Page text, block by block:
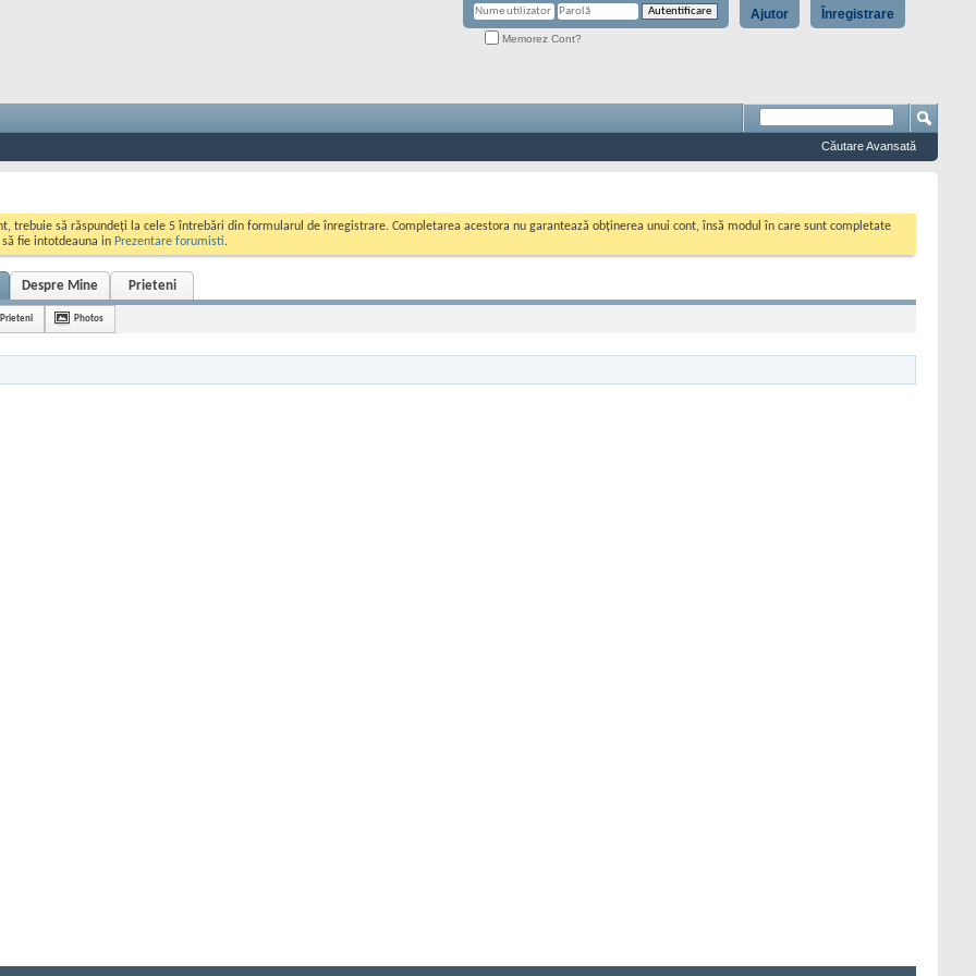
Înregistrare
Ajutor
Memorez Cont?
Căutare Avansată
trebuie să răspundeți la cele 5 întrebări din formularul de înregistrare. Completarea acestora nu garantează obținerea unui cont, însă modul în care sunt completate
fie intotdeauna in Prezentare forumisti.
Despre Mine Prieteni
Prieteni Photos